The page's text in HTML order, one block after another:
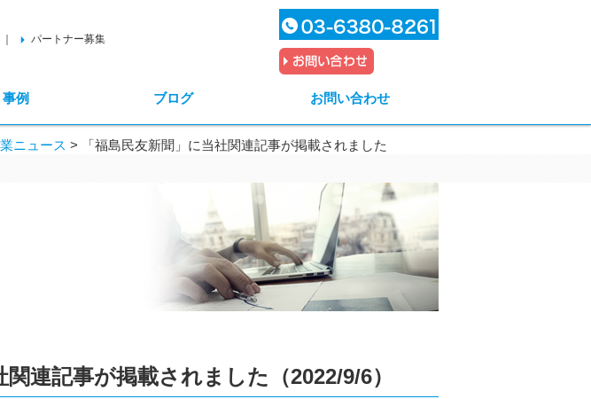
パートナー募集
例 ブログ お問い合わせ
ニュース >
「福島民友新聞」に当社関連記事が掲載されました
関連記事が掲載されました（2022/9/6）